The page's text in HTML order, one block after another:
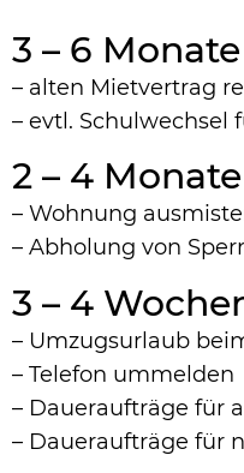
3 – 6
– alten Mietvertrag
– evtl. Schulwechsel
2 – 4
– Wohnung
– Abholung von
3 – 4
– Umzugsurlaub
– Telefon ummelden
– Daueraufträge für
– Daueraufträge für